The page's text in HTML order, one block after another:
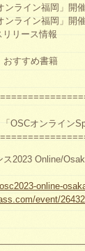
ライン福岡」開
ライン福岡」開
リース情報
おすすめ書籍
OSCオンライン
2023 Online/
online-
event/